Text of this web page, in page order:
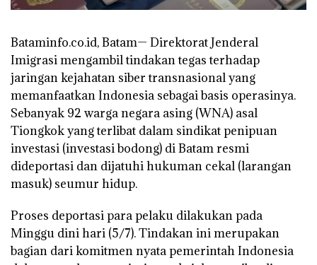
Bataminfo.co.id, Batam— Direktorat Jenderal
Imigrasi mengambil tindakan tegas terhadap
jaringan kejahatan siber transnasional yang
memanfaatkan Indonesia sebagai basis operasinya.
Sebanyak 92 warga negara asing (WNA) asal
Tiongkok yang terlibat dalam sindikat penipuan
investasi (investasi bodong) di Batam resmi
dideportasi dan dijatuhi hukuman cekal (larangan
masuk) seumur hidup.
Proses deportasi para pelaku dilakukan pada
Minggu dini hari (5/7). Tindakan ini merupakan
bagian dari komitmen nyata pemerintah Indonesia